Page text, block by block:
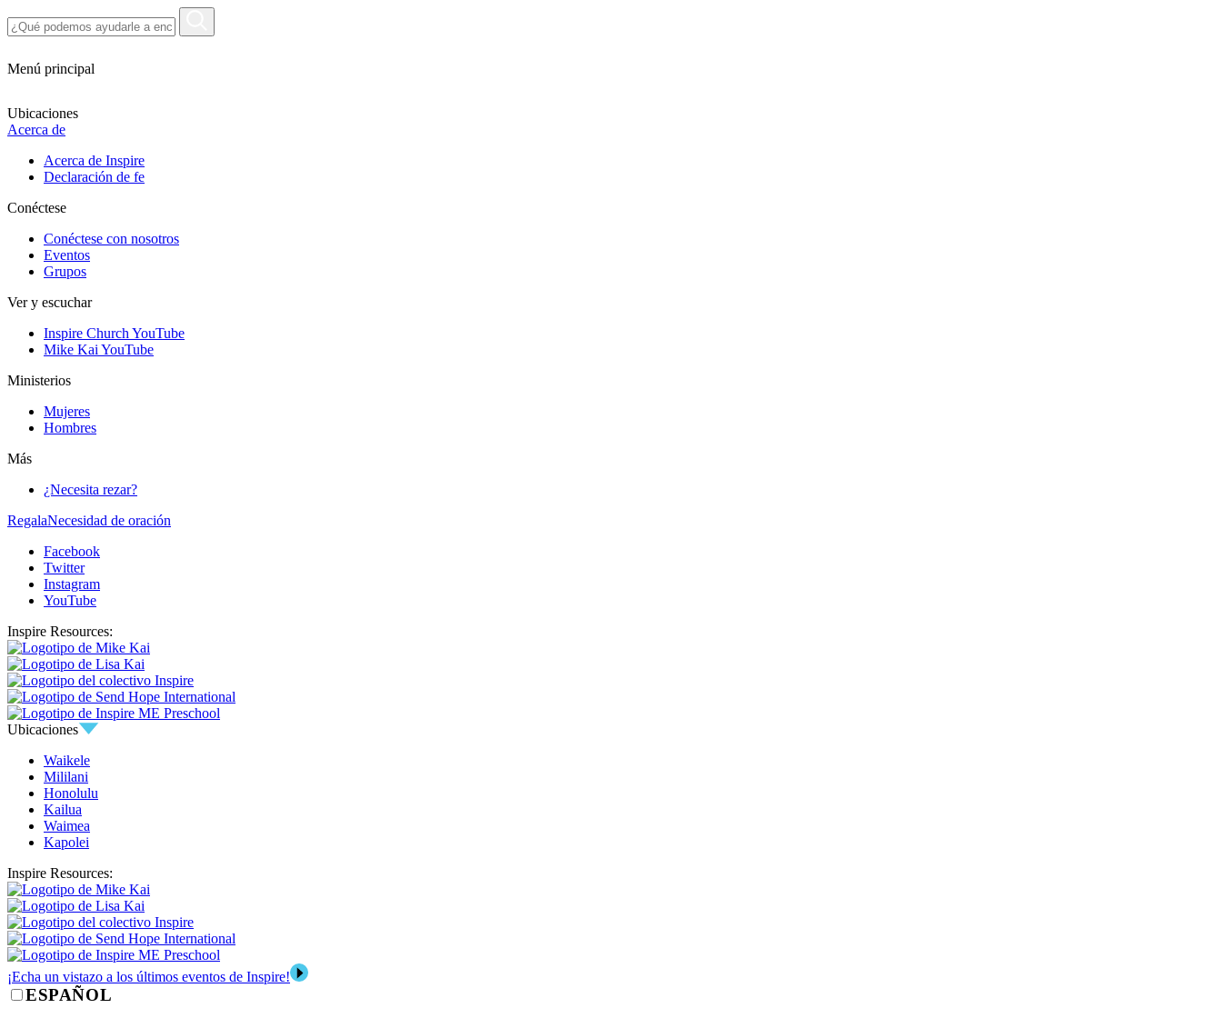
Menú principal
Ubicaciones
Acerca de
Acerca de Inspire
Declaración de fe
Conéctese
Conéctese con nosotros
Eventos
Grupos
Ver y escuchar
Inspire Church YouTube
Mike Kai YouTube
Ministerios
Mujeres
Hombres
Más
¿Necesita rezar?
RegalaNecesidad de oración
Facebook
Twitter
Instagram
YouTube
Inspire Resources:
Ubicaciones
Waikele
Mililani
Honolulu
Kailua
Waimea
Kapolei
Inspire Resources:
¡Echa un vistazo a los últimos eventos de Inspire!
ESPAÑOL